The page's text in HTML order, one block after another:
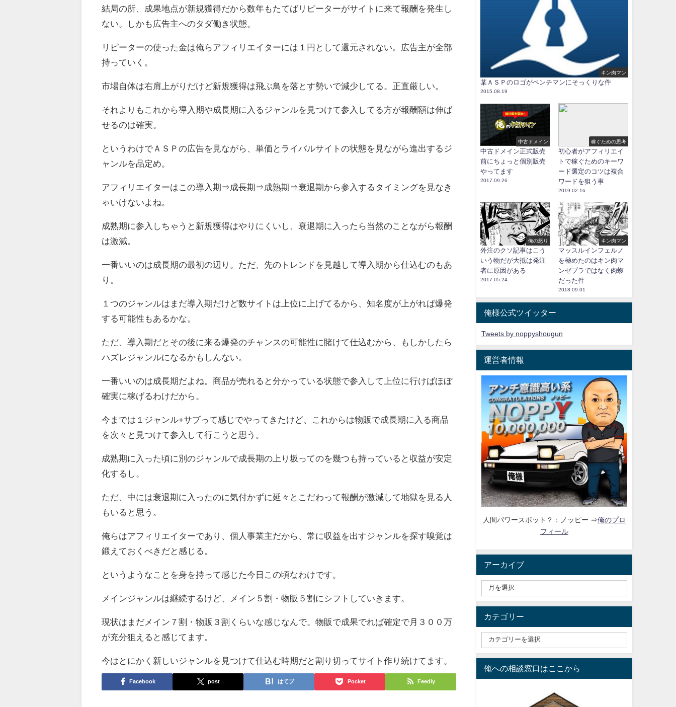
結局の所、成果地点が新規獲得だから数年もたてばリピーターがサイトに来て報酬を発生し
ない。しかも広告主へのタダ働き状態。
リピーターの使った金は俺らアフィリエイターには１円として還元されない。広告主が全部
持っていく。
市場自体は右肩上がりだけど新規獲得は飛ぶ鳥を落とす勢いで減少してる。正直厳しい。
それよりもこれから導入期や成長期に入るジャンルを見つけて参入してる方が報酬額は伸ば
せるのは確実。
というわけでＡＳＰの広告を見ながら、単価とライバルサイトの状態を見ながら進出するジ
ャンルを品定め。
アフィリエイターはこの導入期⇒成長期⇒成熟期⇒衰退期から参入するタイミングを見なき
ゃいけないよね。
成熟期に参入しちゃうと新規獲得はやりにくいし、衰退期に入ったら当然のことながら報酬
は激減。
一番いいのは成長期の最初の辺り。ただ、先のトレンドを見越して導入期から仕込むのもあ
り。
１つのジャンルはまだ導入期だけど数サイトは上位に上げてるから、知名度が上がれば爆発
する可能性もあるかな。
ただ、導入期だとその後に来る爆発のチャンスの可能性に賭けて仕込むから、もしかしたら
ハズレジャンルになるかもしんない。
一番いいのは成長期だよね。商品が売れると分かっている状態で参入して上位に行けばほぼ
確実に稼げるわけだから。
今までは１ジャンル+サブって感じでやってきたけど、これからは物販で成長期に入る商品
を次々と見つけて参入して行こうと思う。
成熟期に入った頃に別のジャンルで成長期の上り坂ってのを幾つも持っていると収益が安定
化するし。
ただ、中には衰退期に入ったのに気付かずに延々とこだわって報酬が激減して地獄を見る人
もいると思う。
俺らはアフィリエイターであり、個人事業主だから、常に収益を出すジャンルを探す嗅覚は
鍛えておくべきだと感じる。
というようなことを身を持って感じた今日この頃なわけです。
メインジャンルは継続するけど、メイン５割・物販５割にシフトしていきます。
現状はまだメイン７割・物販３割くらいな感じなんで。物販で成果でれば確定で月３００万
が充分狙えると感じてます。
今はとにかく新しいジャンルを見つけて仕込む時期だと割り切ってサイト作り続けてます。
Facebook post はてブ Pocket Feedly
キン肉マン
某ＡＳＰのロゴがペンチマンにそっくりな件
2015.08.19
中古ドメイン
中古ドメイン正式販売
前にちょっと個別販売
やってます
2017.09.26
稼ぐための思考
初心者がアフィリエイ
トで稼ぐためのキーワ
ード選定のコツは複合
ワードを狙う事
2019.02.16
俺の怒り
外注のクソ記事はこう
いう物だが大抵は発注
者に原因がある
2017.05.24
キン肉マン
マッスルインフェルノ
を極めたのはキン肉マ
ンゼブラではなく肉蝮
だった件
2018.09.01
俺様公式ツイッター
Tweets by noppyshougun
運営者情報
人間パワースポット？：ノッピー ⇒俺のプロ
フィール
アーカイブ
カテゴリー
俺への相談窓口はここから